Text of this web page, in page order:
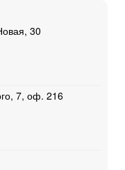
30
7, оф. 216